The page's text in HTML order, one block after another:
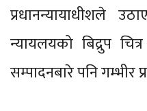
प्रधानन्यायाधीशले
न्यायलयको बिद्रुप
सम्पादनबारे पनि गम्भीर